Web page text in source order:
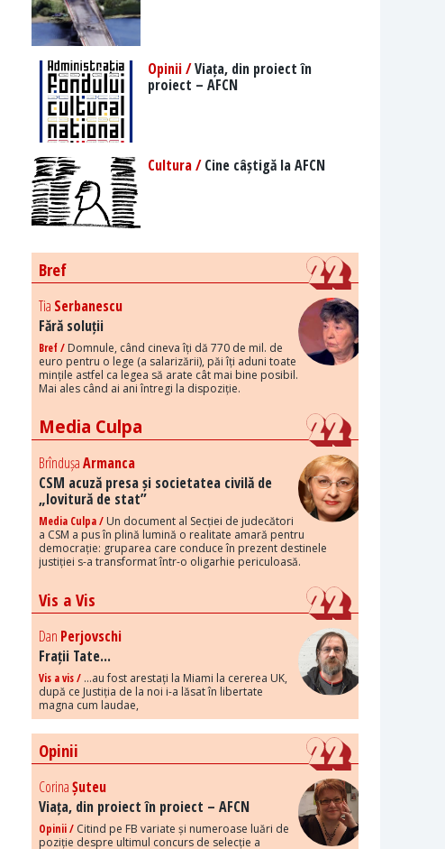
Opinii /Viața, din proiect în
proiect – AFCN
Cultura /Cine câștigă la AFCN
Bref
Tia Serbanescu
Fără soluții
Bref / Domnule, când cineva îți dă 770 de mil. de
euro pentru o lege (a salarizării), păi îți aduni toate
mințile astfel ca legea să arate cât mai bine posibil.
Mai ales când ai ani întregi la dispoziție.
Media Culpa
BrîndușaArmanca
CSM acuză presa și societatea civilă de
„lovitură de stat”
Media Culpa / Un document al Secției de judecători
a CSM a pus în plină lumină o realitate amară pentru
democrație: gruparea care conduce în prezent destinele
justiției s-a transformat într-o oligarhie periculoasă.
Vis a Vis
Dan Perjovschi
Frații Tate...
Vis a vis / ...au fost arestați la Miami la cererea UK,
după ce Justiția de la noi i-a lăsat în libertate
magna cum laudae,
Opinii
CorinaȘuteu
Viața, din proiect în proiect – AFCN
Opinii / Citind pe FB variate și numeroase luări de
poziție despre ultimul concurs de selecție a